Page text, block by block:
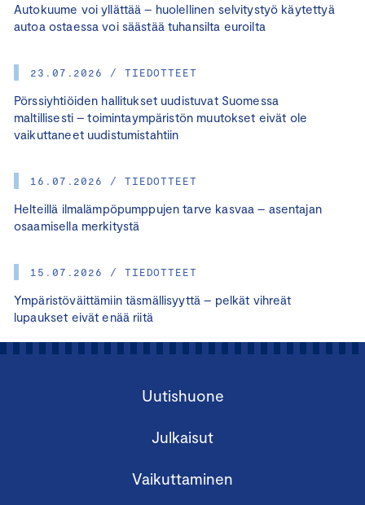
Autokuume voi yllättää – huolellinen selvitystyö käytettyä
autoa ostaessa voi säästää tuhansilta euroilta
23.07.2026 / TIEDOTTEET
Pörssiyhtiöiden hallitukset uudistuvat Suomessa
maltillisesti – toimintaympäristön muutokset eivät ole
vaikuttaneet uudistumistahtiin
16.07.2026 / TIEDOTTEET
Helteillä ilmalämpöpumppujen tarve kasvaa – asentajan
osaamisella merkitystä
15.07.2026 / TIEDOTTEET
Ympäristöväittämiin täsmällisyyttä – pelkät vihreät
lupaukset eivät enää riitä
Uutishuone
Julkaisut
Vaikuttaminen